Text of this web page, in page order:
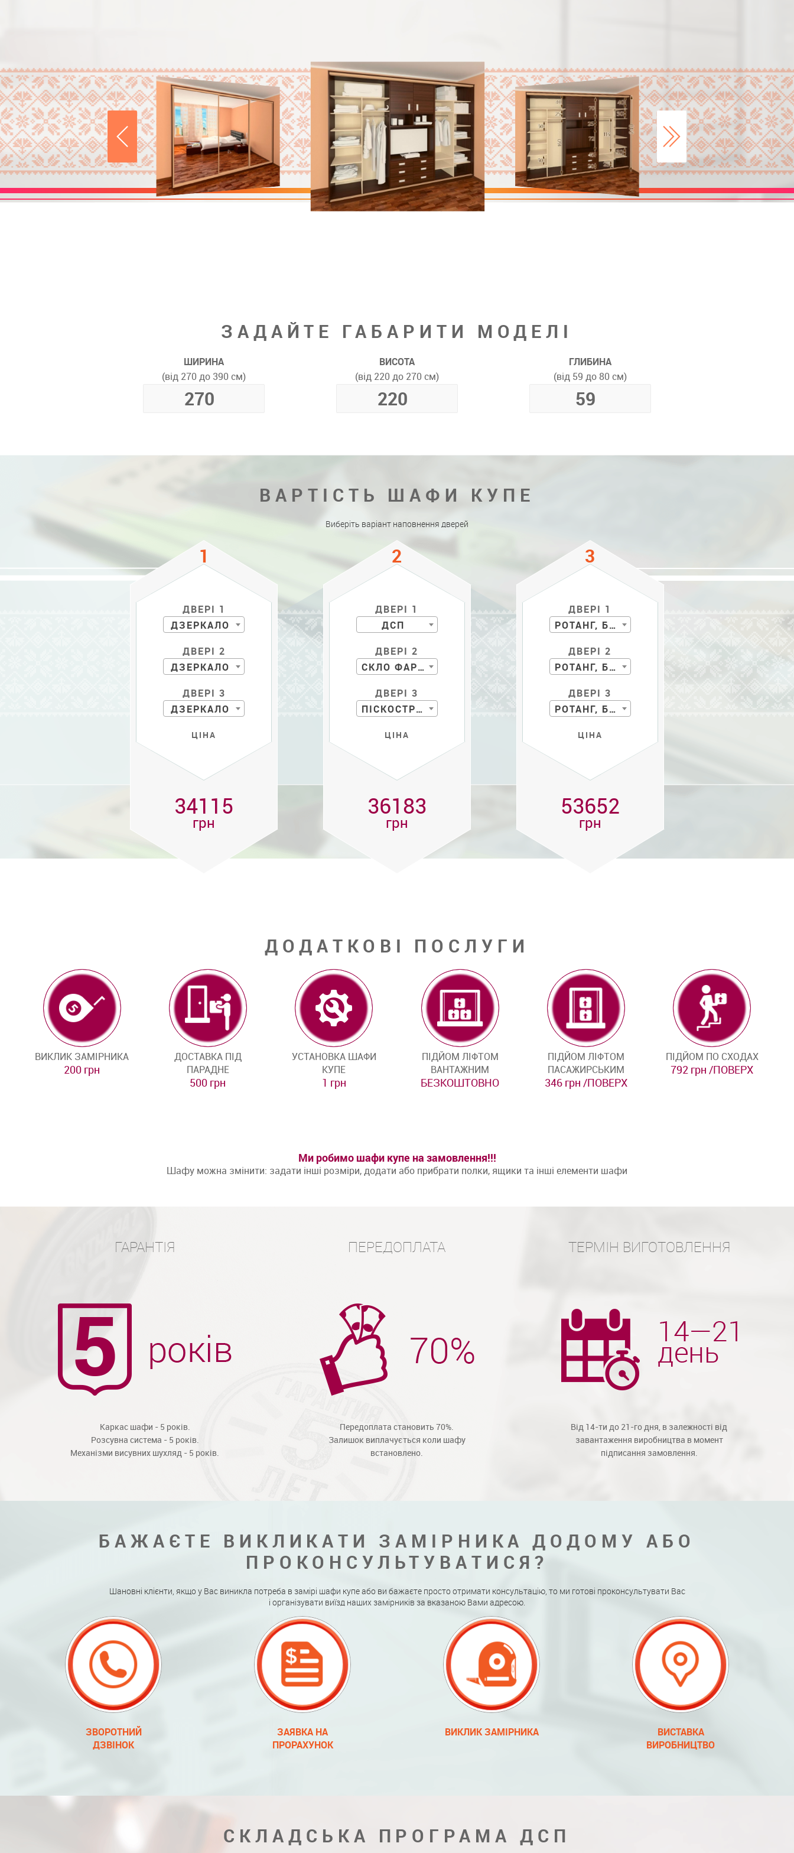
ЗАДАЙТЕ ГАБАРИТИ МОДЕЛІ
ШИРИНА
(від 270 до 390 см)
ВИСОТА
(від 220 до 270 см)
ГЛИБИНА
(від 59 до 80 см)
ВАРТІСТЬ ШАФИ КУПЕ
Виберіть варіант наповнення дверей
ДВЕРІ 1
ДЗЕРКАЛО
ДВЕРІ 2
ДЗЕРКАЛО
ДВЕРІ 3
ДЗЕРКАЛО
ЦІНА
34115
грн
ДВЕРІ 1
ДСП
ДВЕРІ 2
СКЛО ФАРБОВАНЕ
ДВЕРІ 3
ПІСКОСТРУЙ
ЦІНА
36183
грн
ДВЕРІ 1
РОТАНГ, БАМБУК
ДВЕРІ 2
РОТАНГ, БАМБУК
ДВЕРІ 3
РОТАНГ, БАМБУК
ЦІНА
53652
грн
ДОДАТКОВІ ПОСЛУГИ
ВИКЛИК ЗАМІРНИКА
200 грн
ДОСТАВКА ПІД
ПАРАДНЕ
500 грн
УСТАНОВКА ШАФИ
КУПЕ
1 грн
ПІДЙОМ ЛІФТОМ
ВАНТАЖНИМ
БЕЗКОШТОВНО
ПІДЙОМ ЛІФТОМ
ПАСАЖИРСЬКИМ
346 грн /ПОВЕРХ
ПІДЙОМ ПО СХОДАХ
792 грн /ПОВЕРХ
Ми робимо шафи купе на замовлення!!!
Шафу можна змінити: задати інші розміри, додати або прибрати полки, ящики та інші елементи шафи
ГАРАНТІЯ
Каркас шафи - 5 років.
Розсувна система - 5 років.
Механізми висувних шухляд - 5 років.
ПЕРЕДОПЛАТА
Передоплата становить 70%.
Залишок виплачується коли шафу
встановлено.
ТЕРМІН ВИГОТОВЛЕННЯ
Від 14-ти до 21-го дня, в залежності від
завантаження виробництва в момент
підписання замовлення.
БАЖАЄТЕ ВИКЛИКАТИ ЗАМІРНИКА ДОДОМУ АБО
ПРОКОНСУЛЬТУВАТИСЯ?
Шановні клієнти, якщо у Вас виникла потреба в замірі шафи купе або ви бажаєте просто отримати консультацію, то ми готові проконсультувати Вас
і організувати виїзд наших замірників за вказаною Вами адресою.
ЗВОРОТНИЙ
ДЗВІНОК
ЗАЯВКА НА
ПРОРАХУНОК
ВИКЛИК ЗАМІРНИКА
ВИСТАВКА
ВИРОБНИЦТВО
СКЛАДСЬКА ПРОГРАМА ДСП